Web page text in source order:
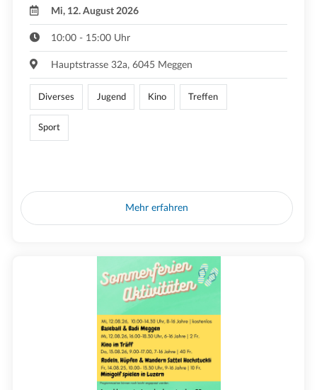
Mi, 12. August 2026
10:00 - 15:00 Uhr
Hauptstrasse 32a, 6045 Meggen
Diverses Jugend Kino Treffen
Sport
Mehr erfahren